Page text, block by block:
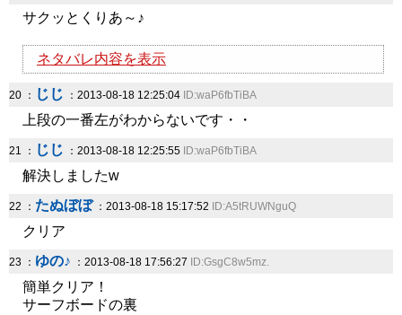
サクッとくりあ～♪
ネタバレ内容を表示
20 ： じじ ：2013-08-18 12:25:04 ID:waP6fbTiBA
上段の一番左がわからないです・・
21 ： じじ ：2013-08-18 12:25:55 ID:waP6fbTiBA
解決しましたw
22 ： たぬぼぼ ：2013-08-18 15:17:52 ID:A5tRUWNguQ
クリア
23 ： ゆの♪ ：2013-08-18 17:56:27 ID:GsgC8w5mz.
簡単クリア！
サーフボードの裏